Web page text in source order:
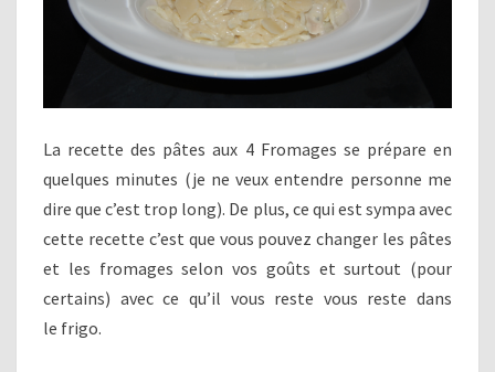
La recette des pâtes aux 4 Fromages se prépare en
quelques minutes (je ne veux entendre personne me
dire que c’est trop long). De plus, ce qui est sympa avec
cette recette c’est que vous pouvez changer les pâtes
et les fromages selon vos goûts et surtout (pour
certains) avec ce qu’il vous reste vous reste dans
le frigo.